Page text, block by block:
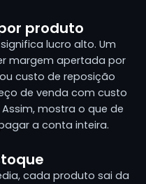
produto
lucro alto. Um
margem apertada por
custo de reposição
de venda com custo
mostra o que de
a conta inteira.
cada produto sai da